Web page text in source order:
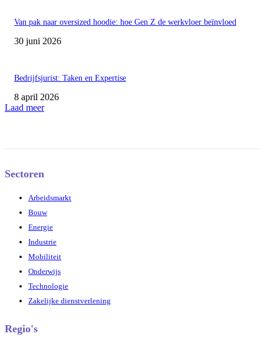
Van pak naar oversized hoodie: hoe Gen Z de werkvloer beïnvloed
30 juni 2026
Bedrijfsjurist: Taken en Expertise
8 april 2026
Laad meer
Sectoren
Arbeidsmarkt
Bouw
Energie
Industrie
Mobiliteit
Onderwijs
Technologie
Zakelijke dienstverlening
Regio's